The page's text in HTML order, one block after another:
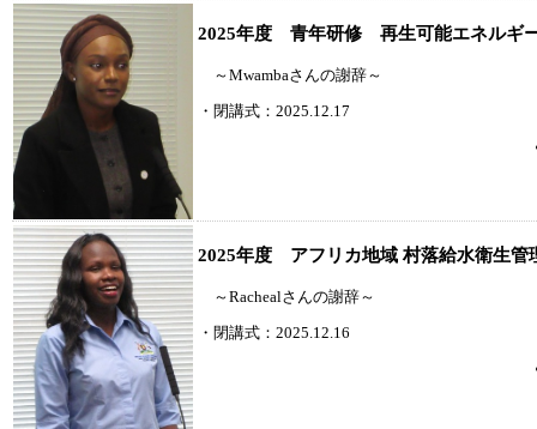
2025年度 青年研修 再生可能エネルギ
～Mwambaさんの謝辞～
・閉講式：2025.12.17
2025年度 アフリカ地域 村落給水衛生管
～Rachealさんの謝辞～
・閉講式：2025.12.16